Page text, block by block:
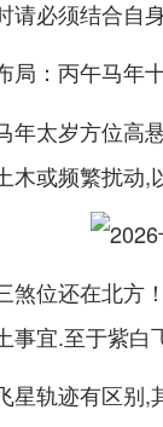
请必须结合自
局：丙午马年
年太岁方位高
木或频繁扰动,
煞位还在北方
事宜.至于紫白
星轨迹有区别,